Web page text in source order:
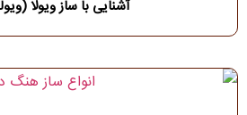
آشنایی با ساز ویولا